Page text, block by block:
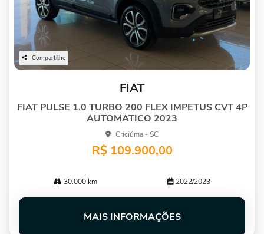
Compartilhe
FIAT
FIAT PULSE 1.0 TURBO 200 FLEX IMPETUS CVT 4P
AUTOMATICO 2023
Criciúma - SC
R$ 109.900,00
30.000 km 2022/2023
MAIS INFORMAÇÕES